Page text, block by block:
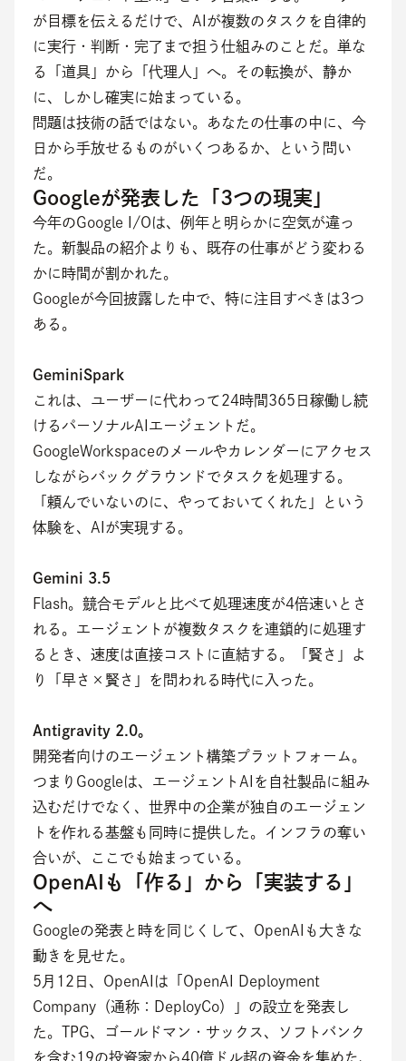
が目標を伝えるだけで、AIが複数のタスクを自律的
に実行・判断・完了まで担う仕組みのことだ。単な
る「道具」から「代理人」へ。その転換が、静か
に、しかし確実に始まっている。
問題は技術の話ではない。あなたの仕事の中に、今
日から手放せるものがいくつあるか、という問い
だ。
Googleが発表した「3つの現実」
今年のGoogle I/Oは、例年と明らかに空気が違っ
た。新製品の紹介よりも、既存の仕事がどう変わる
かに時間が割かれた。
Googleが今回披露した中で、特に注目すべきは3つ
ある。
GeminiSpark
これは、ユーザーに代わって24時間365日稼働し続
けるパーソナルAIエージェントだ。
GoogleWorkspaceのメールやカレンダーにアクセス
しながらバックグラウンドでタスクを処理する。
「頼んでいないのに、やっておいてくれた」という
体験を、AIが実現する。
Gemini 3.5
Flash。競合モデルと比べて処理速度が4倍速いとさ
れる。エージェントが複数タスクを連鎖的に処理す
るとき、速度は直接コストに直結する。「賢さ」よ
り「早さ×賢さ」を問われる時代に入った。
Antigravity 2.0。
開発者向けのエージェント構築プラットフォーム。
つまりGoogleは、エージェントAIを自社製品に組み
込むだけでなく、世界中の企業が独自のエージェン
トを作れる基盤も同時に提供した。インフラの奪い
合いが、ここでも始まっている。
OpenAIも「作る」から「実装する」
へ
Googleの発表と時を同じくして、OpenAIも大きな
動きを見せた。
5月12日、OpenAIは「OpenAI Deployment
Company（通称：DeployCo）」の設立を発表し
た。TPG、ゴールドマン・サックス、ソフトバンク
を含む19の投資家から40億ドル超の資金を集めた、